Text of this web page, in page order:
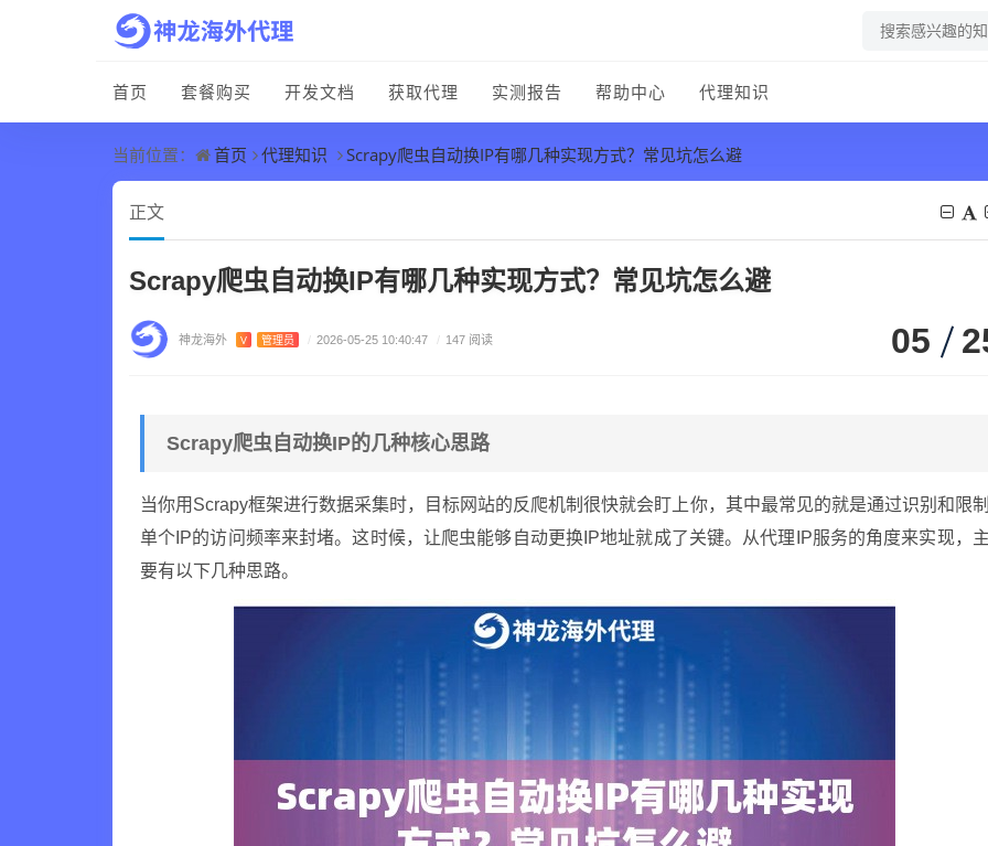
首页 套餐购买 开发文档 获取代理 实测报告 帮助中心 代理知识
当前位置： 首页 代理知识 Scrapy爬虫自动换IP有哪几种实现方式？常见坑怎么避
正文
Scrapy爬虫自动换IP有哪几种实现方式？常见坑怎么避
神龙海外 V 管理员 / 2026-05-25 10:40:47 / 147 阅读 05
Scrapy爬虫自动换IP的几种核心思路
当你用Scrapy框架进行数据采集时，目标网站的反爬机制很快就会盯上你，其中最常见的就是通过识别和限制
单个IP的访问频率来封堵。这时候，让爬虫能够自动更换IP地址就成了关键。从代理IP服务的角度来实现，主
要有以下几种思路。